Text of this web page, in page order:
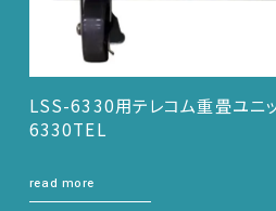
LSS-6330用テレコム重畳ユニ
6330TEL
read more